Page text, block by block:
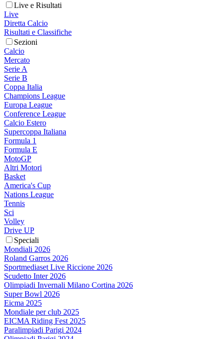
Live e Risultati
Live
Diretta Calcio
Risultati e Classifiche
Sezioni
Calcio
Mercato
Serie A
Serie B
Coppa Italia
Champions League
Europa League
Conference League
Calcio Estero
Supercoppa Italiana
Formula 1
Formula E
MotoGP
Altri Motori
Basket
America's Cup
Nations League
Tennis
Sci
Volley
Drive UP
Speciali
Mondiali 2026
Roland Garros 2026
Sportmediaset Live Riccione 2026
Scudetto Inter 2026
Olimpiadi Invernali Milano Cortina 2026
Super Bowl 2026
Eicma 2025
Mondiale per club 2025
EICMA Riding Fest 2025
Paralimpiadi Parigi 2024